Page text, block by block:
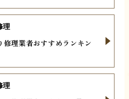
修理業者おすすめランキン
理
理